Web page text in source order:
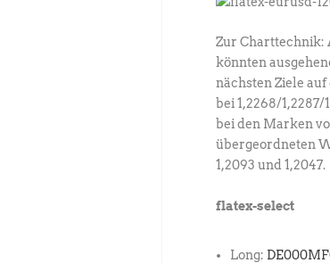
Zur Charttechnik:
könnten
nächsten Ziele
bei 1,2268/
bei den Marken
übergeordneten
1,2093 und 1,2047.
flatex-select
Long: